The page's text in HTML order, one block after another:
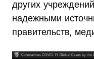
других
надежными
правительств,